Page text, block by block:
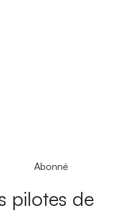
Abonné
pilotes de